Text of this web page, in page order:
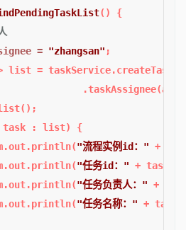
()
{
= "zhangsan" ;
list =
task : list) {
"流程实例id：" +
"任务id：" +
"任务负责人：" +
"任务名称：" +